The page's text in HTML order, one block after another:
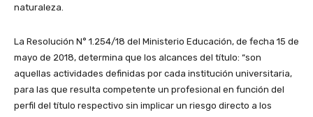
naturaleza.
La Resolución N° 1.254/18 del Ministerio Educación, de fecha 15 de
mayo de 2018, determina que los alcances del título: “son
aquellas actividades definidas por cada institución universitaria,
para las que resulta competente un profesional en función del
perfil del título respectivo sin implicar un riesgo directo a los